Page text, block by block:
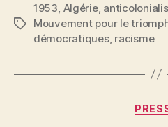
Étiquettes
1953 Algérie,
Mouvement pour le
démocratiques, racisme